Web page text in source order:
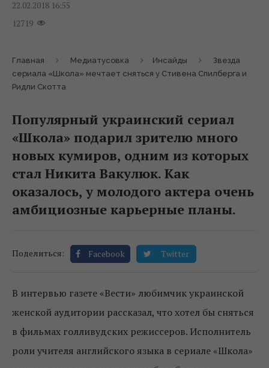
22.02.2018 16:55
12719
Главная Медиатусовка Инсайды
Звезда
сериала «Школа» мечтает сняться у Стивена Спилберга и
Ридли Скотта
Популярный украинский сериал
«Школа» подарил зрителю много
новых кумиров, одним из которых
стал Никита Вакулюк. Как
оказалось, у молодого актера очень
амбициозные карьерные планы.
Поделиться: Facebook Twitter
В интервью газете «Вести» любимчик украинской
женской аудитории рассказал, что хотел бы сняться
в фильмах голливудских режиссеров. Исполнитель
роли учителя английского языка в сериале «Школа»